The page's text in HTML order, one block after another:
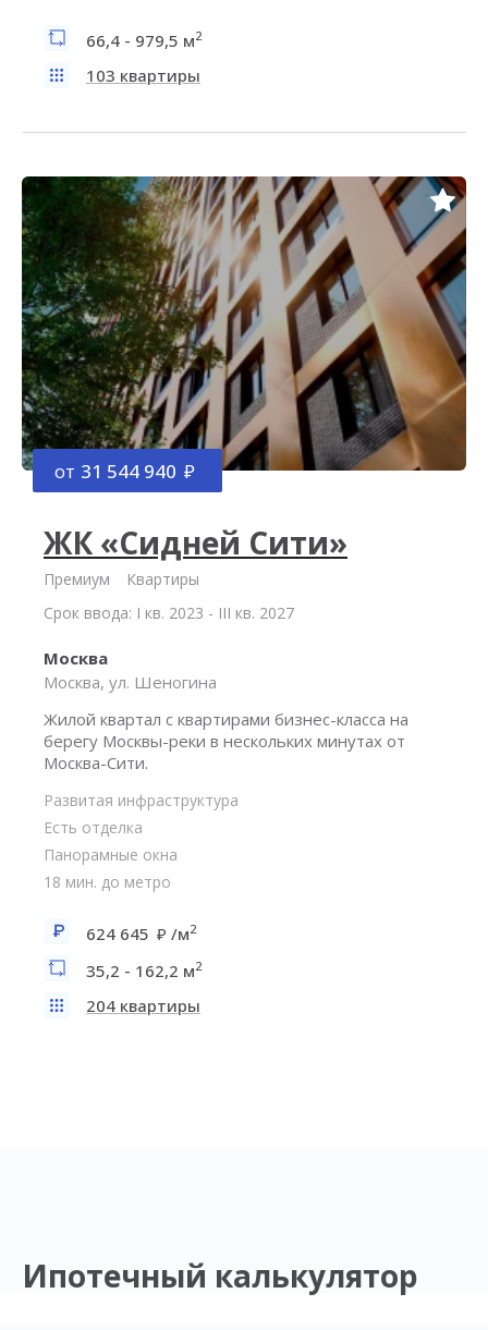
66,4 - 979,5 м2
103 квартиры
от 31 544 940
ЖК «Сидней Сити»
Премиум
Квартиры
Срок ввода: I кв. 2023 - III кв. 2027
Москва
Москва, ул. Шеногина
Жилой квартал с квартирами бизнес-класса на
берегу Москвы-реки в нескольких минутах от
Москва-Сити.
Развитая инфраструктура
Есть отделка
Панорамные окна
18 мин. до метро
624 645 /м2
35,2 - 162,2 м2
204 квартиры
Ипотечный калькулятор